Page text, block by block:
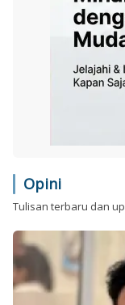
Opini
Tulisan terbaru dan